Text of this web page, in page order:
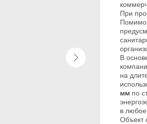
При
Помимо
В
на
мм по
в любое
Объект